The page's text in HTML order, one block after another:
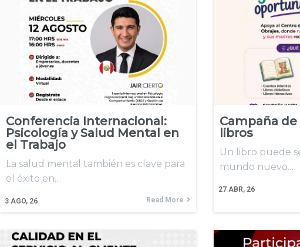
Conferencia Internacional:
Psicología y Salud Mental en
el Trabajo
3 AGO, 26
La salud mental también es clave para
el éxito en…
Read More
Campaña
libros
27 ABR, 26
Un libro puede
mundo nuevo.…